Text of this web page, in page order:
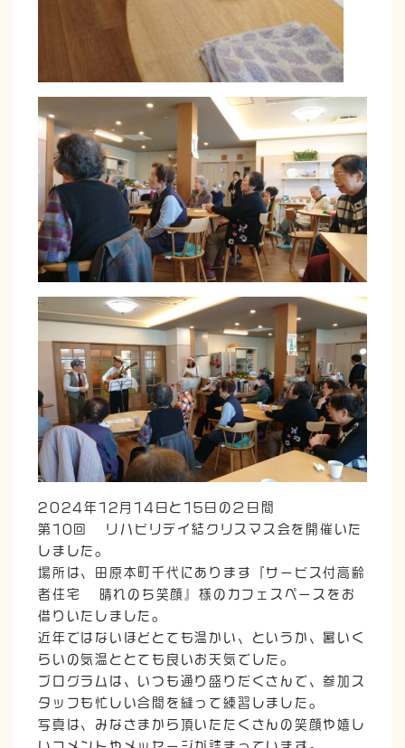
2024年12月14日と15日の２日間
第10回 リハビリデイ結クリスマス会を開催いた
しました。
場所は、田原本町千代にあります『サービス付高齢
者住宅 晴れのち笑顔』様のカフェスペースをお
借りいたしました。
近年ではないほどとても温かい、というか、暑いく
らいの気温ととても良いお天気でした。
プログラムは、いつも通り盛りだくさんで、参加ス
タッフも忙しい合間を縫って練習しました。
写真は、みなさまから頂いたたくさんの笑顔や嬉し